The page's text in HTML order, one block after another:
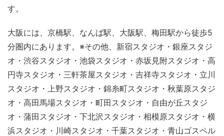
す。
大阪には、京橋駅、なんば駅、大阪駅、梅田駅から徒歩5
分圏内にあります。※その他、新宿スタジオ・銀座スタジ
オ・渋谷スタジオ・池袋スタジオ・赤坂見附スタジオ・高
円寺スタジオ・三軒茶屋スタジオ・吉祥寺スタジオ・立川
スタジオ・上野スタジオ・錦糸町スタジオ・秋葉原スタジ
オ・高田馬場スタジオ・町田スタジオ・自由が丘スタジ
オ・蒲田スタジオ・下北沢スタジオ・相模原スタジオ・横
浜スタジオ・川崎スタジオ・千葉スタジオ・青山ゴスペル